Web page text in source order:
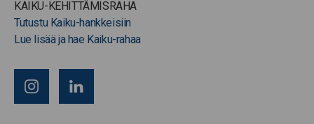
KAIKU-KEHITTÄMISRAHA
Tutustu Kaiku-hankkeisiin
Lue lisää ja hae Kaiku-rahaa